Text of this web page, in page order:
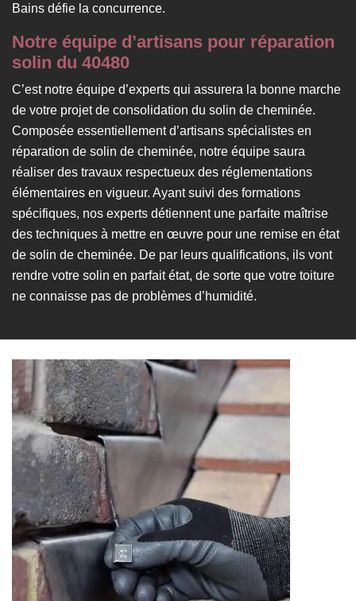
Bains défie la concurrence.
Notre équipe d’artisans pour réparation
solin du 40480
C’est notre équipe d’experts qui assurera la bonne marche
de votre projet de consolidation du solin de cheminée.
Composée essentiellement d’artisans spécialistes en
réparation de solin de cheminée, notre équipe saura
réaliser des travaux respectueux des réglementations
élémentaires en vigueur. Ayant suivi des formations
spécifiques, nos experts détiennent une parfaite maîtrise
des techniques à mettre en œuvre pour une remise en état
de solin de cheminée. De par leurs qualifications, ils vont
rendre votre solin en parfait état, de sorte que votre toiture
ne connaisse pas de problèmes d’humidité.